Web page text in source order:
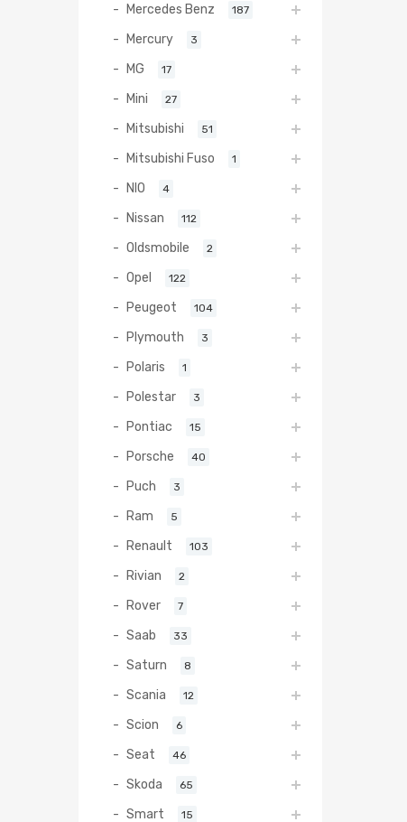
Mercedes Benz 187
Mercury 3
MG 17
Mini 27
Mitsubishi 51
Mitsubishi Fuso 1
NIO 4
Nissan 112
Oldsmobile 2
Opel 122
Peugeot 104
Plymouth 3
Polaris 1
Polestar 3
Pontiac 15
Porsche 40
Puch 3
Ram 5
Renault 103
Rivian 2
Rover 7
Saab 33
Saturn 8
Scania 12
Scion 6
Seat 46
Skoda 65
Smart 15